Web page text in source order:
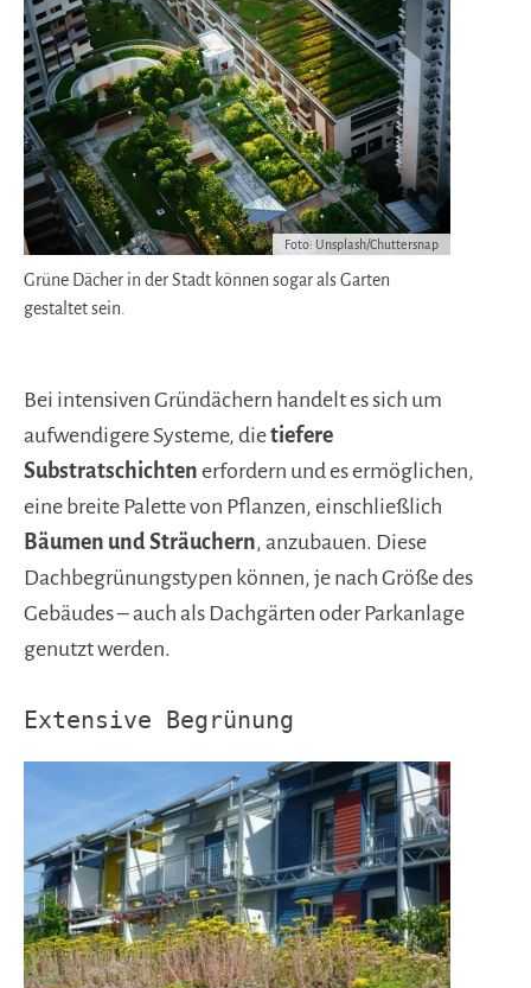
Grüne Dächer in der Stadt können sogar als Garten
gestaltet sein.
Foto: Unsplash/Chuttersnap
Bei intensiven Gründächern handelt es sich um
aufwendigere Systeme, dietiefere
Substratschichten erfordern und es ermöglichen,
eine breite Palette von Pflanzen, einschließlich
Bäumen und Sträuchern, anzubauen. Diese
Dachbegrünungstypen können, je nach Größe des
Gebäudes – auch als Dachgärten oder Parkanlage
genutzt werden.
Extensive Begrünung